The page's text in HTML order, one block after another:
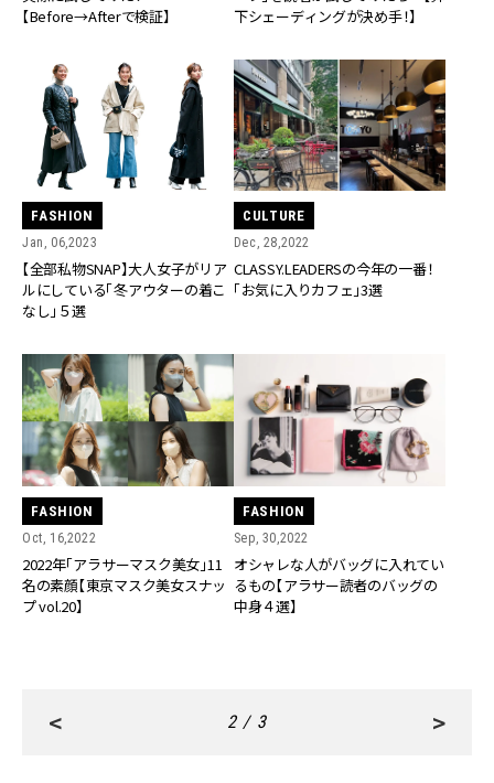
【Before→Afterで検証】
下シェーディングが決め手！】
FASHION
Jan, 06,2023
【全部私物SNAP】大人女子がリア
ルにしている「冬アウターの着こ
なし」５選
CULTURE
Dec, 28,2022
CLASSY.LEADERSの今年の一番！
「お気に入りカフェ」3選
FASHION
Oct, 16,2022
2022年「アラサーマスク美女」11
名の素顔【東京マスク美女スナッ
プ vol.20】
FASHION
Sep, 30,2022
オシャレな人がバッグに入れてい
るもの【アラサー読者のバッグの
中身４選】
< 2 / 3 >